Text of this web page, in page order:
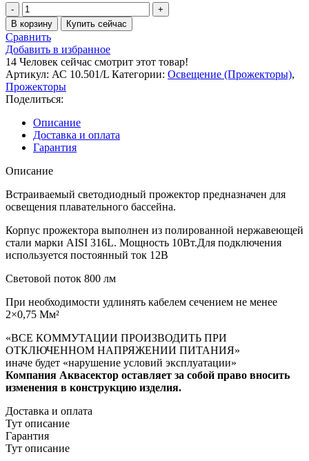
Количество
товара
Прожектор
10
Вт
хол.
белый
(AISI
316L)
В корзину Купить сейчас
Сравнить
Добавить в избранное
14 Человек сейчас смотрит этот товар!
Артикул: АС 10.501/L Категории: Освещение (Прожекторы),
Прожекторы
Поделиться:
Описание
Доставка и оплата
Гарантия
Описание
Встраиваемый светодиодный прожектор предназначен для
освещения плавательного бассейна.
Корпус прожектора выполнен из полированной нержавеющей
стали марки AISI 316L. Мощность 10Вт.Для подключения
используется постоянный ток 12В
Световой поток 800 лм
При необходимости удлинять кабелем сечением не менее
2×0,75 Мм²
«ВСЕ КОММУТАЦИИ ПРОИЗВОДИТЬ ПРИ
ОТКЛЮЧЕННОМ НАПРЯЖЕНИИ ПИТАНИЯ»
иначе будет «нарушение условий эксплуатации»
Компания Аквасектор оставляет за собой право вносить
изменения в конструкцию изделия.
Доставка и оплата
Тут описание
Гарантия
Тут описание